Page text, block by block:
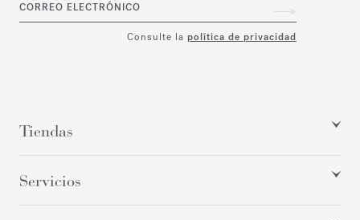
CORREO ELECTRÓNICO
Consulte la política de privacidad
Tiendas
Servicios